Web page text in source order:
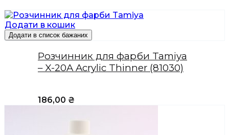
Додати в кошик
Додати в список бажаних
Розчинник для фарби Tamiya
– X-20A Acrylic Thinner (81030)
186,00 ₴